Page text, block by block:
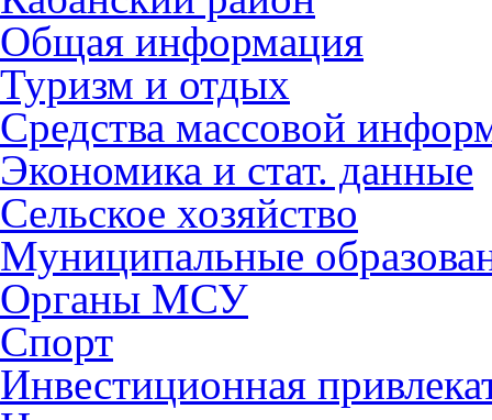
Общая информация
Туризм и отдых
Средства массовой
Экономика и стат. данные
Сельское хозяйство
Муниципальные
Органы МСУ
Спорт
Инвестиционная